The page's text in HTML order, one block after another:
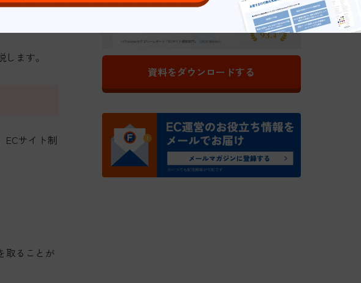
合わせて、
ます。
ECサイト制
取ることが
資料をダウンロードする